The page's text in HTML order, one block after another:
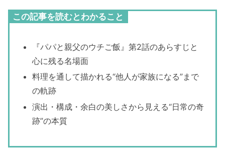
この記事を読むとわかること
『パパと親父のウチご飯』第2話のあらすじと
心に残る名場面
料理を通して描かれる“他人が家族になる”まで
の軌跡
演出・構成・余白の美しさから見える“日常の奇
跡”の本質